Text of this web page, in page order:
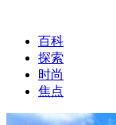
百科
探索
时尚
焦点